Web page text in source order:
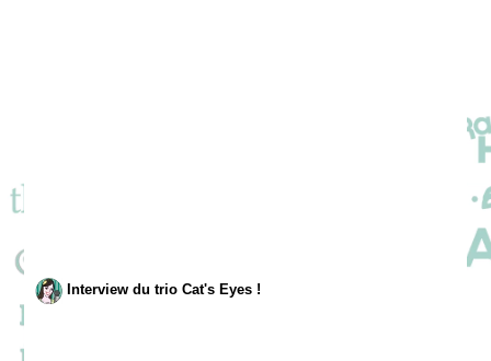
Interview du trio Cat's Eyes !